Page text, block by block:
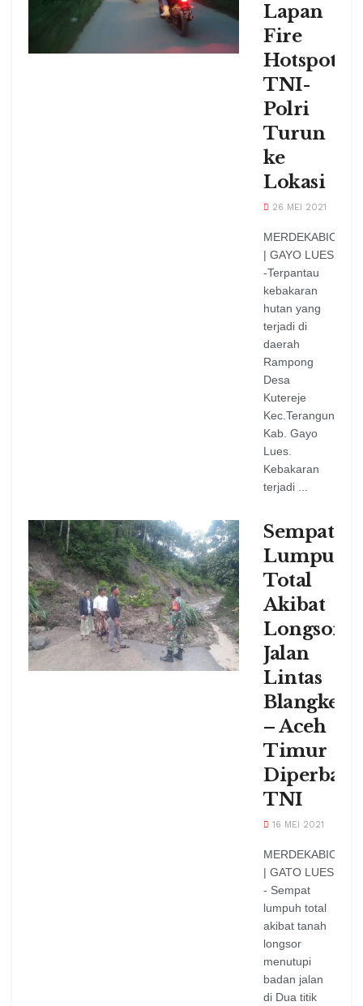
Lapan
Fire
Hotspot,
TNI-
Polri
Turun
ke
Lokasi
26 MEI 2021
| GAYO LUES
-Terpantau
kebakaran
hutan yang
terjadi di
daerah
Rampong
Desa
Kutereje
Kec.Terangun
Kab. Gayo
Lues.
Kebakaran
terjadi ...
Sempat
Lumpuh
Total
Akibat
Longsor,
Jalan
Lintas
– Aceh
Timur
TNI
16 MEI 2021
| GATO LUES
- Sempat
lumpuh total
akibat tanah
longsor
menutupi
badan jalan
di Dua titik